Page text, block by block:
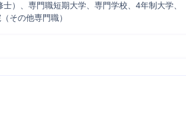
）、専門職短期大学、専門学校、4年制大学、
その他専門職）